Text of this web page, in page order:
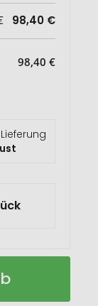
98,40 €
98,40 €